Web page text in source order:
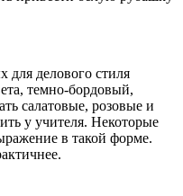
делового стиля
темно-бордовый,
салатовые, розовые и
у учителя. Некоторые
в такой форме.